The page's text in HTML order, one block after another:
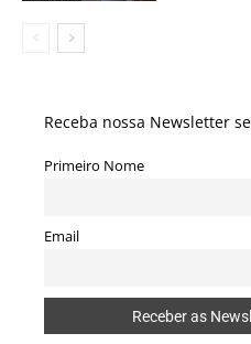
Receba nossa Newsletter
Primeiro Nome
Email